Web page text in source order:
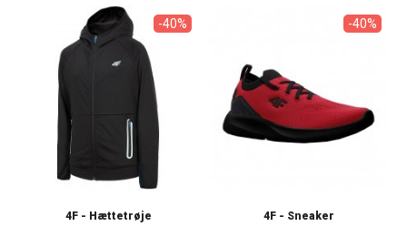
-40%
4F - Hættetrøje
-40%
4F - Sneaker